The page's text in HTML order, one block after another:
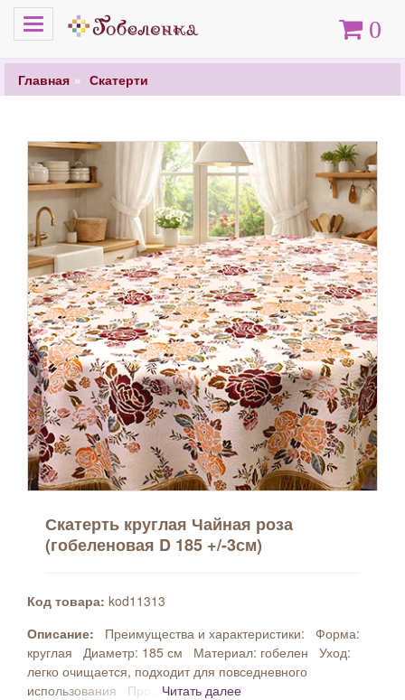
Меню Корзина
0
Главная Скатерти
Скатерть круглая Чайная роза
(гобеленовая D 185 +/-3см)
Код товара: kod11313
Описание:
Преимущества и характеристики: Форма:
круглая Диаметр: 185 см Материал: гобелен Уход:
легко очищается, подходит для повседневного
использования Про... Читать далее